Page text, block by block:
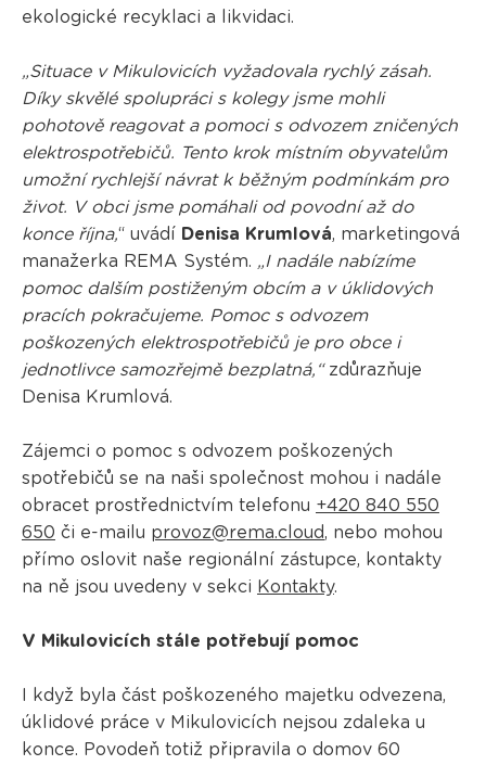
ekologické recyklaci a likvidaci.
„Situace v Mikulovicích vyžadovala rychlý zásah.
Díky skvělé spolupráci s kolegy jsme mohli
pohotově reagovat a pomoci s odvozem zničených
elektrospotřebičů. Tento krok místním obyvatelům
umožní rychlejší návrat k běžným podmínkám pro
život. V obci jsme pomáhali od povodní až do
konce října,“ uvádí Denisa Krumlová, marketingová
manažerka REMA Systém. „I nadále nabízíme
pomoc dalším postiženým obcím a v úklidových
pracích pokračujeme. Pomoc s odvozem
poškozených elektrospotřebičů je pro obce i
jednotlivce samozřejmě bezplatná,“ zdůrazňuje
Denisa Krumlová.
Zájemci o pomoc s odvozem poškozených
spotřebičů se na naši společnost mohou i nadále
obracet prostřednictvím telefonu +420 840 550
650 či e-mailu provoz@rema.cloud, nebo mohou
přímo oslovit naše regionální zástupce, kontakty
na ně jsou uvedeny v sekci Kontakty.
V Mikulovicích stále potřebují pomoc
I když byla část poškozeného majetku odvezena,
úklidové práce v Mikulovicích nejsou zdaleka u
konce. Povodeň totiž připravila o domov 60